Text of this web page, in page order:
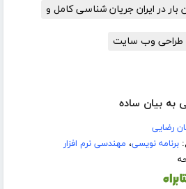
بار در ایران جریان شناسی کامل و
طراحی وب سایت
به بیان ساده
رضایی
برنامه نویسی، مهندسی نرم افزار